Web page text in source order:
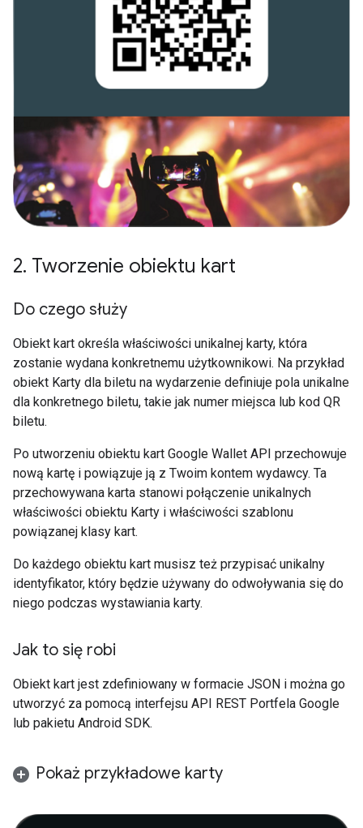
2. Tworzenie obiektu kart
Do czego służy
Obiekt kart określa właściwości unikalnej karty, która
zostanie wydana konkretnemu użytkownikowi. Na przykład
obiekt Karty dla biletu na wydarzenie definiuje pola unikalne
dla konkretnego biletu, takie jak numer miejsca lub kod QR
biletu.
Po utworzeniu obiektu kart Google Wallet API przechowuje
nową kartę i powiązuje ją z Twoim kontem wydawcy. Ta
przechowywana karta stanowi połączenie unikalnych
właściwości obiektu Karty i właściwości szablonu
powiązanej klasy kart.
Do każdego obiektu kart musisz też przypisać unikalny
identyfikator, który będzie używany do odwoływania się do
niego podczas wystawiania karty.
Jak to się robi
Obiekt kart jest zdefiniowany w formacie JSON i można go
utworzyć za pomocą interfejsu API REST Portfela Google
lub pakietu Android SDK.
Pokaż przykładowe karty